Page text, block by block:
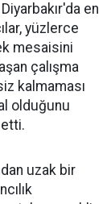
en
yüzlerce
mesaisini
çalışma
kalmaması
olduğunu
uzak bir